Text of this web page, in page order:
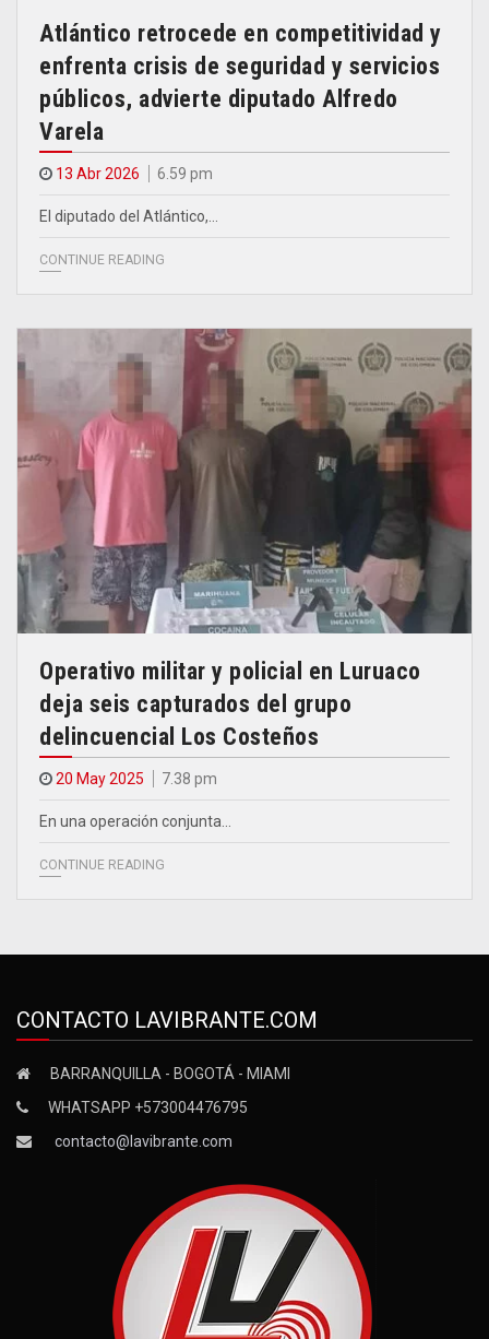
Atlántico retrocede en competitividad y
enfrenta crisis de seguridad y servicios
públicos, advierte diputado Alfredo
Varela
13 Abr 2026 6.59 pm
El diputado del Atlántico,…
CONTINUE READING
Operativo militar y policial en Luruaco
deja seis capturados del grupo
delincuencial Los Costeños
20 May 2025 7.38 pm
En una operación conjunta…
CONTINUE READING
CONTACTO LAVIBRANTE.COM
BARRANQUILLA - BOGOTÁ - MIAMI
WHATSAPP +573004476795
contacto@lavibrante.com